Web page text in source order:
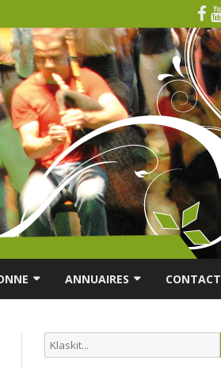
ANNUAIRES
ANNUAIRES DES MUSICIENS
CONTACT
Search
for: